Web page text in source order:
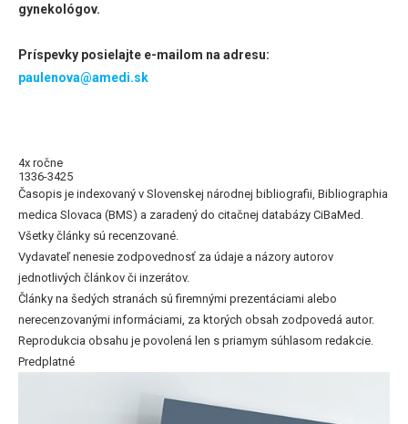
gynekológov.
Príspevky posielajte e-mailom na adresu:
paulenova@amedi.sk
4x ročne
1336-3425
Časopis je indexovaný v Slovenskej národnej bibliografii, Bibliographia
medica Slovaca (BMS) a zaradený do citačnej databázy CiBaMed.
Všetky články sú recenzované.
Vydavateľ nenesie zodpovednosť za údaje a názory autorov
jednotlivých článkov či inzerátov.
Články na šedých stranách sú firemnými prezentáciami alebo
nerecenzovanými informáciami, za ktorých obsah zodpovedá autor.
Reprodukcia obsahu je povolená len s priamym súhlasom redakcie.
Predplatné